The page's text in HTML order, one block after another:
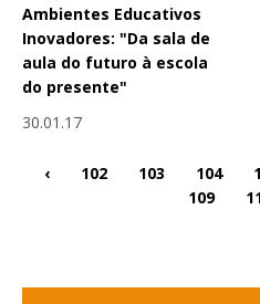
Ambientes Educativos
Inovadores: "Da sala de
aula do futuro à escola
do presente"
30.01.17
‹ 102 103 104
109